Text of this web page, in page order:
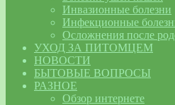
Инвазионные болезни
Инфекционные
Осложнения после
УХОД ЗА ПИТОМЦЕМ
НОВОСТИ
БЫТОВЫЕ ВОПРОСЫ
РАЗНОЕ
Обзор интернете